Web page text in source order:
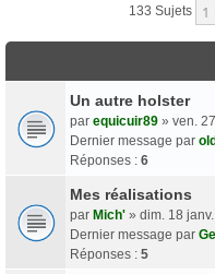
133 Sujets 1
Un autre holster
par equicuir89 » ven.
Dernier message par
Réponses : 6
Mes réalisations
par Mich' » dim. 18
Dernier message par
Réponses : 5